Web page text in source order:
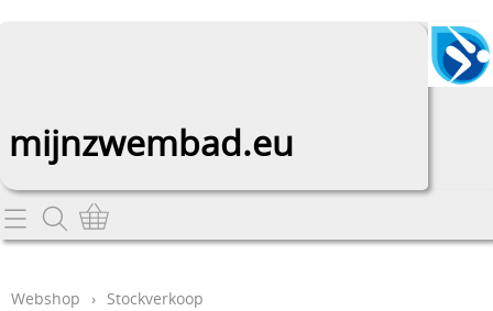
mijnzwembad.eu
Home
Webshop › Stockverkoop